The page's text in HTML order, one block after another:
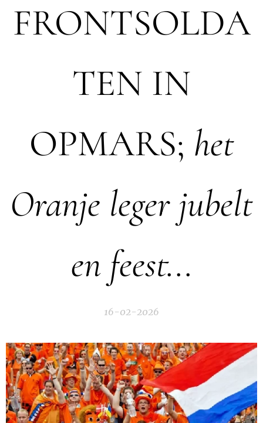
FRONTSOLDA
TEN IN
OPMARS; het
Oranje leger jubelt
en feest...
16-02-2026